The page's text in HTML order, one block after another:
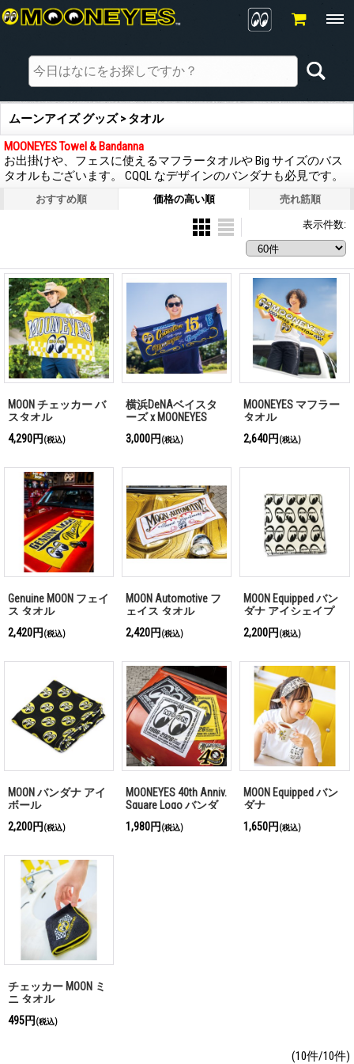
ムーンアイズ グッズ > タオル
MOONEYES Towel & Bandanna
お出掛けや、フェスに使えるマフラータオルや Big サイズのバス
タオルもございます。 CQQL なデザインのバンダナも必見です。
おすすめ順 価格の高い順 売れ筋順
表示件数:
MOON チェッカー バ
スタオル
4,290円 (税込)
横浜DeNAベイスタ
ーズ x MOONEYES
ル
3,000円 (税込)
MOONEYES マフラー
タオル
2,640円 (税込)
Genuine MOON フェイ
ス タオル
2,420円 (税込)
MOON Automotive フ
ェイス タオル
2,420円 (税込)
MOON Equipped バン
ダナ アイシェイプ
2,200円 (税込)
MOON バンダナ アイ
ボール
2,200円 (税込)
MOONEYES 40th Anniv.
Square Logo バンダ
ナ
1,980円 (税込)
MOON Equipped バン
ダナ
1,650円 (税込)
チェッカー MOON ミ
ニ タオル
495円 (税込)
(10件/10件)